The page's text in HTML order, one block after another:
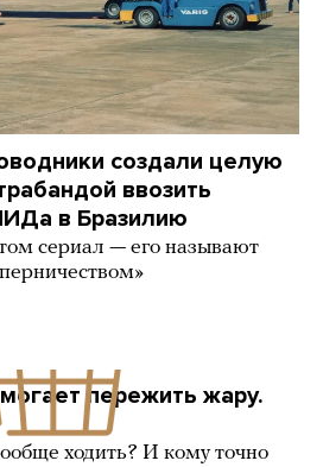
создали целую
ввозить
в Бразилию
сериал — его называют
пережить жару.
ходить? И кому точно